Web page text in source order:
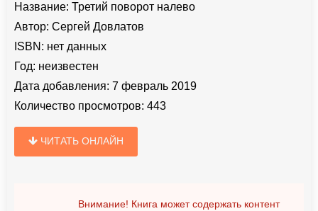
Название: Третий поворот налево
Автор: Сергей Довлатов
ISBN: нет данных
Год: неизвестен
Дата добавления: 7 февраль 2019
Количество просмотров: 443
ЧИТАТЬ ОНЛАЙН
Внимание! Книга может содержать контент